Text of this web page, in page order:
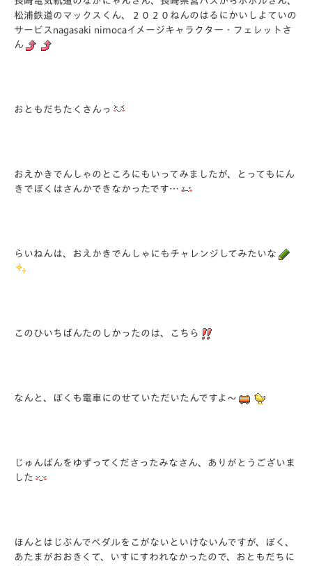
松浦鉄道のマックスくん、２０２０ねんのはるにかいしよていの
サービスnagasaki nimocaイメージキャラクター・フェレットさ
ん
おともだちたくさんっ
おえかきでんしゃのところにもいってみましたが、とってもにん
きでぼくはさんかできなかったです…
らいねんは、おえかきでんしゃにもチャレンジしてみたいな
このひいちばんたのしかったのは、こちら
なんと、ぼくも電車にのせていただいたんですよ～
じゅんばんをゆずってくださったみなさん、ありがとうございま
した
ほんとはじぶんでペダルをこがないといけないんですが、ぼく、
あたまがおおきくて、いすにすわれなかったので、おともだちに